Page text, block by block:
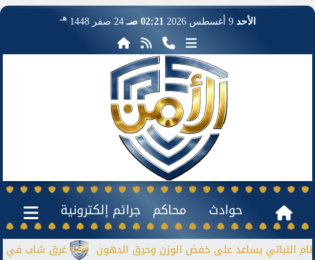
الأحد 9 أغسطس 2026 02:21 صـ 24 صفر 1448 هـ
حوادث محاكم جرائم إلكترونية
غرق شاب في نيل يساعد على خفض الوزن وحرق الدهون